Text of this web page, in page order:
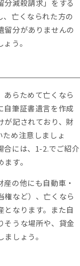
分減殺請求」をする
、亡くなられた方の
留分がありませんの
う。
あらためて亡くなら
自筆証書遺言を作成
が記されており、財
め注意しましょ
合には、1-2.でご紹介
す。
の他にも自動車・
権など）、亡くなら
となります。また自
そうな場所や、貸金
しょう。